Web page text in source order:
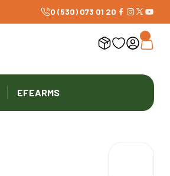
0 (530) 073 01 20
EFEARMS